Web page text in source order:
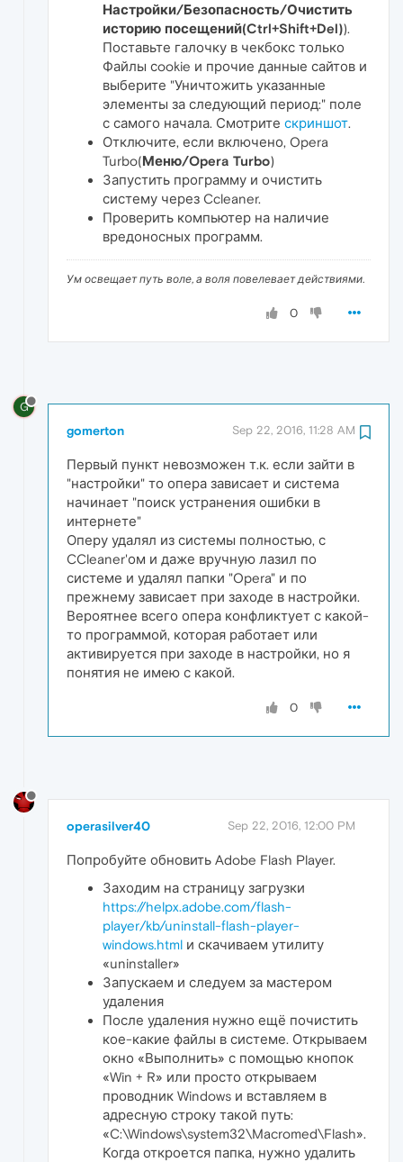
Настройки/Безопасность/Очистить
историю посещений(Ctrl+Shift+Del)).
Поставьте галочку в чекбокс только
Файлы сookie и прочие данные сайтов и
выберите "Уничтожить указанные
элементы за следующий период:" поле
с самого начала. Смотрите скриншот.
Отключите, если включено, Opera
Turbo(Меню/Opera Turbo)
Запустить программу и очистить
систему через Ccleaner.
Проверить компьютер на наличие
вредоносных программ.
Ум освещает путь воле, а воля повелевает действиями.
0
G
gomerton Sep 22, 2016, 11:28 AM
Первый пункт невозможен т.к. если зайти в
"настройки" то опера зависает и система
начинает "поиск устранения ошибки в
интернете"
Оперу удалял из системы полностью, с
CCleaner'ом и даже вручную лазил по
системе и удалял папки "Opera" и по
прежнему зависает при заходе в настройки.
Вероятнее всего опера конфликтует с какой-
то программой, которая работает или
активируется при заходе в настройки, но я
понятия не имею с какой.
0
operasilver40 Sep 22, 2016, 12:00 PM
Попробуйте обновить Adobe Flash Player.
Заходим на страницу загрузки
https://helpx.adobe.com/flash-
player/kb/uninstall-flash-player-
windows.html и скачиваем утилиту
«uninstaller»
Запускаем и следуем за мастером
удаления
После удаления нужно ещё почистить
кое-какие файлы в системе. Открываем
окно «Выполнить» с помощью кнопок
«Win + R» или просто открываем
проводник Windows и вставляем в
адресную строку такой путь:
«C:\Windows\system32\Macromed\Flash».
Когда откроется папка, нужно удалить